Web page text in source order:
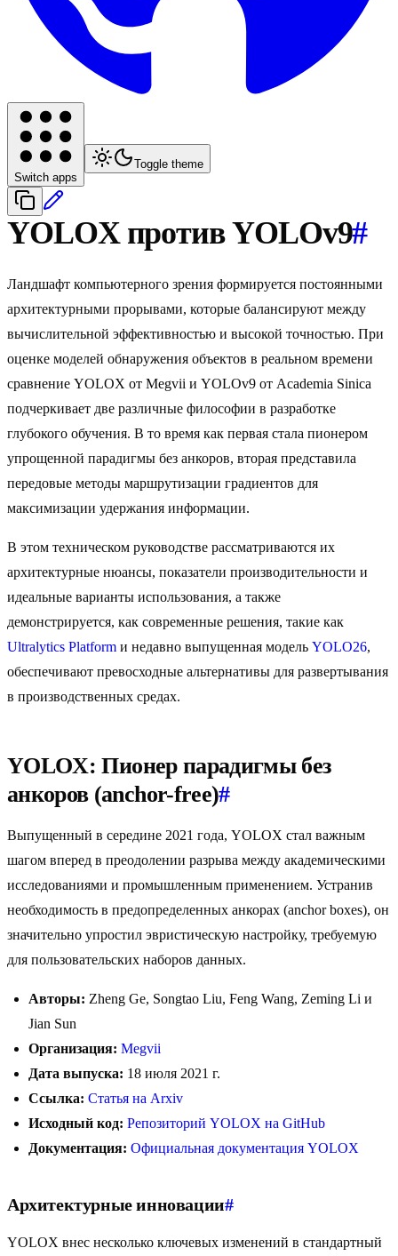
Switch apps
Toggle theme
YOLOX против YOLOv9#
Ландшафт компьютерного зрения формируется постоянными
архитектурными прорывами, которые балансируют между
вычислительной эффективностью и высокой точностью. При
оценке моделей обнаружения объектов в реальном времени
сравнение YOLOX от Megvii и YOLOv9 от Academia Sinica
подчеркивает две различные философии в разработке
глубокого обучения. В то время как первая стала пионером
упрощенной парадигмы без анкоров, вторая представила
передовые методы маршрутизации градиентов для
максимизации удержания информации.
В этом техническом руководстве рассматриваются их
архитектурные нюансы, показатели производительности и
идеальные варианты использования, а также
демонстрируется, как современные решения, такие как
Ultralytics Platform и недавно выпущенная модель YOLO26,
обеспечивают превосходные альтернативы для развертывания
в производственных средах.
YOLOX: Пионер парадигмы без
анкоров (anchor-free)#
Выпущенный в середине 2021 года, YOLOX стал важным
шагом вперед в преодолении разрыва между академическими
исследованиями и промышленным применением. Устранив
необходимость в предопределенных анкорах (anchor boxes), он
значительно упростил эвристическую настройку, требуемую
для пользовательских наборов данных.
Авторы: Zheng Ge, Songtao Liu, Feng Wang, Zeming Li и
Jian Sun
Организация: Megvii
Дата выпуска: 18 июля 2021 г.
Ссылка: Статья на Arxiv
Исходный код: Репозиторий YOLOX на GitHub
Документация: Официальная документация YOLOX
Архитектурные инновации#
YOLOX внес несколько ключевых изменений в стандартный